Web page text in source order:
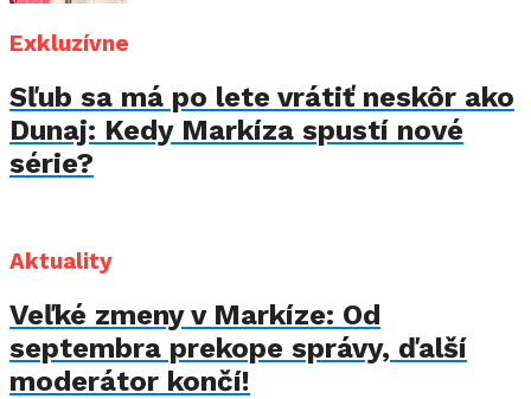
Exkluzívne
Sľub sa má po lete vrátiť neskôr ako
Dunaj: Kedy Markíza spustí nové
série?
Aktuality
Veľké zmeny v Markíze: Od
septembra prekope správy, ďalší
moderátor končí!